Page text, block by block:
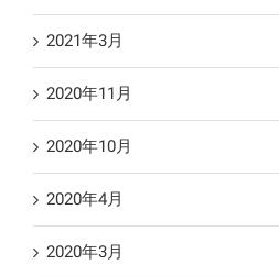
2021年3月
2020年11月
2020年10月
2020年4月
2020年3月